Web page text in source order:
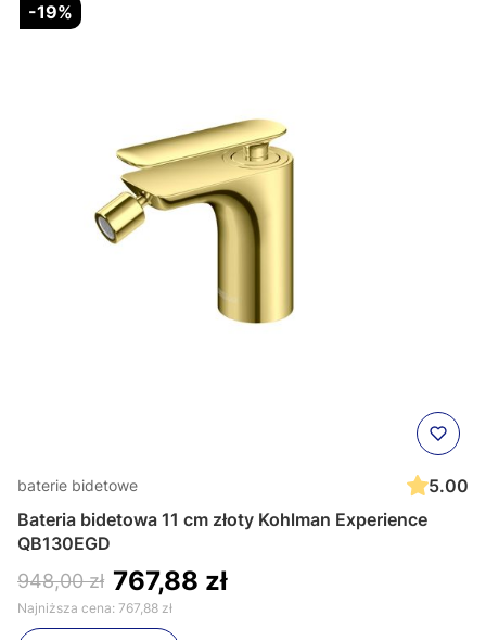
-19%
baterie bidetowe
5.00
Bateria bidetowa 11 cm złoty Kohlman Experience
QB130EGD
948,00 zł 767,88 zł
Najniższa cena: 767,88 zł